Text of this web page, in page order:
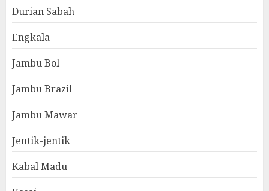
Durian Sabah
Engkala
Jambu Bol
Jambu Brazil
Jambu Mawar
Jentik-jentik
Kabal Madu